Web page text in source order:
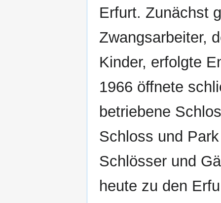
Erfurt. Zunächst
Zwangsarbeiter,
Kinder, erfolgte
1966 öffnete
betriebene
Schloss und
Schlösser und
heute zu den